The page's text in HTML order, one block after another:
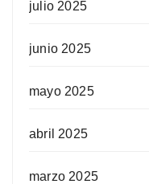
julio 2025
junio 2025
mayo 2025
abril 2025
marzo 2025